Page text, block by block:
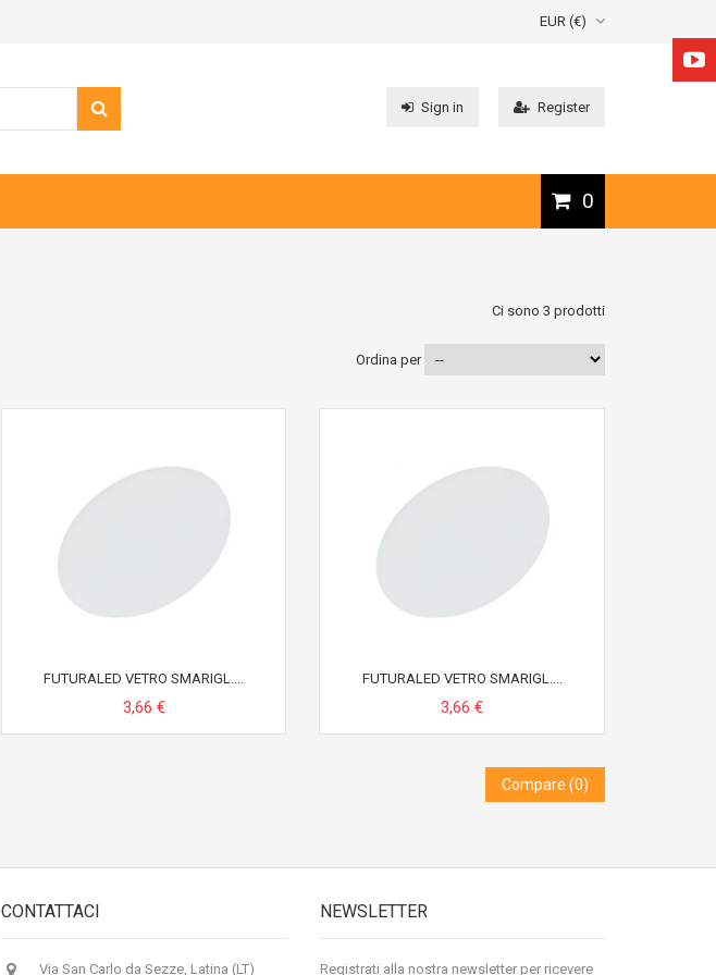
EUR (€)
Sign in Register
0
Ci sono 3 prodotti
Ordina per
FUTURALED VETRO SMARIGL....
3,66 €
FUTURALED VETRO SMARIGL....
3,66 €
Compare (0)
CONTATTACI
Via San Carlo da Sezze, Latina (LT)
NEWSLETTER
Registrati alla nostra newsletter per ricevere